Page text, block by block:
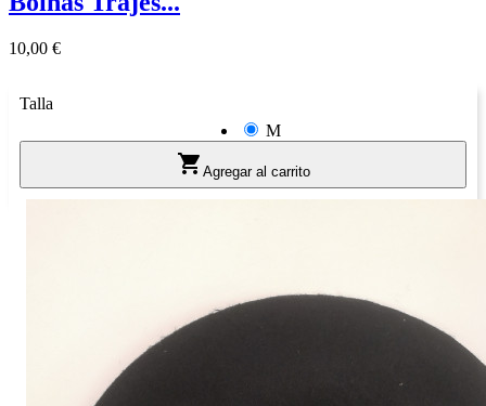
Precio
10,00 €
Talla
M
 Agregar al carrito